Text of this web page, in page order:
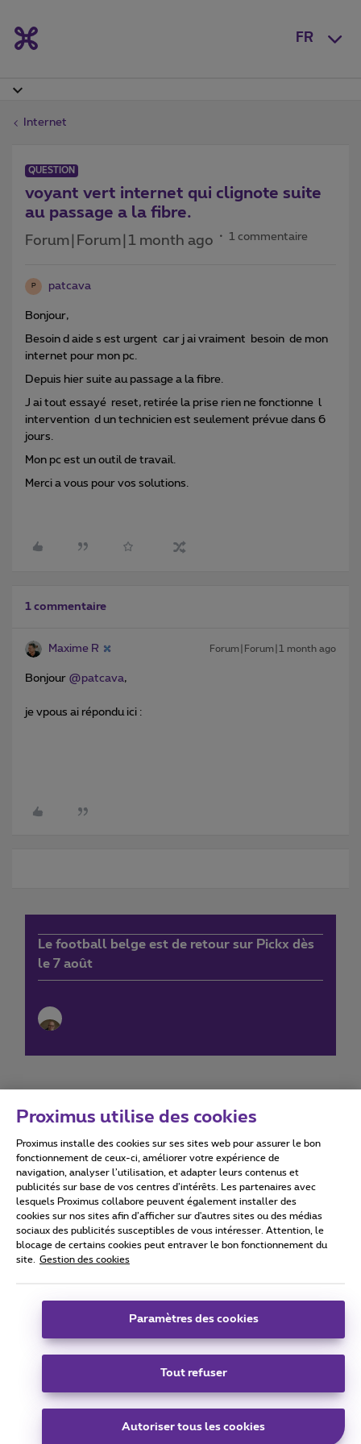
FR
Internet
QUESTION
voyant vert internet qui clignote suite
au passage a la fibre.
Forum|Forum|1 month ago 1 commentaire
P patcava
Bonjour,
Besoin d aide s est urgent car j ai vraiment besoin de mon
internet pour mon pc.
Depuis hier suite au passage a la fibre.
J ai tout essayé reset, retirée la prise rien ne fonctionne l
intervention d un technicien est seulement prévue dans 6
jours.
Mon pc est un outil de travail.
Merci a vous pour vos solutions.
1 commentaire
Maxime R Forum|Forum|1 month ago
Bonjour ​ @patcava,
je vpous ai répondu ici :
Le football belge est de retour sur Pickx dès
le 7 août
Conditions d'utilisation Accessibility statement
Tous droits réservés. © 2026
Conditions générales, info consommateur
Coordonnées de l’entreprise
Boulevard du Roi Albert II 27 - B-1030 Bruxelles.
Carrier & Wholesale Solutions
|Telindus
Proximus utilise des cookies
Proximus installe des cookies sur ses sites web pour assurer le bon
fonctionnement de ceux-ci, améliorer votre expérience de
navigation, analyser l’utilisation, et adapter leurs contenus et
publicités sur base de vos centres d’intérêts. Les partenaires avec
lesquels Proximus collabore peuvent également installer des
cookies sur nos sites afin d’afficher sur d'autres sites ou des médias
sociaux des publicités susceptibles de vous intéresser. Attention, le
blocage de certains cookies peut entraver le bon fonctionnement du
site.
Gestion des cookies
Paramètres des cookies
Tout refuser
Autoriser tous les cookies